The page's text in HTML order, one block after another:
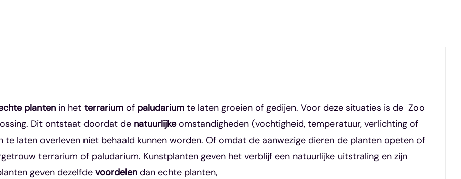
plantenin het terrariumof paludariumte laten groeien of gedijen. Voor deze situaties is de Zoo
Dit ontstaat doordat de natuurlijkeomstandigheden (vochtigheid, temperatuur, verlichting of
laten overleven niet behaald kunnen worden. Of omdat de aanwezige dieren de planten opeten of
terrarium of paludarium. Kunstplanten geven het verblijf een natuurlijke uitstraling en zijn
geven dezelfde voordelendan echte planten,